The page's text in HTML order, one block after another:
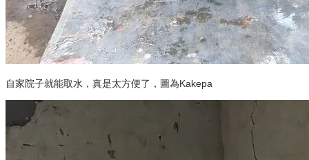
自家院子就能取水，真是太方便了，圖為Kakepa